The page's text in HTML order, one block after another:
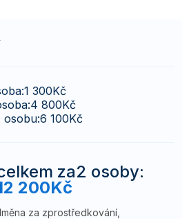
1 300Kč
4 800Kč
osobu:6 100Kč
za2 osoby:
200Kč
za zprostředkování,